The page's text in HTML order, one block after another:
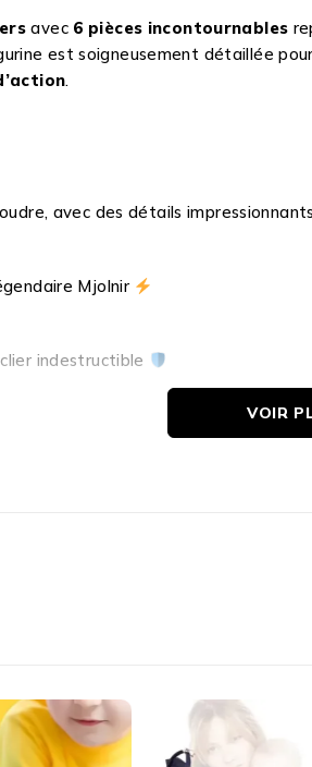
avec 6 pièces incontournables
est soigneusement détaillée
.
avec des détails impressionnants
Mjolnir
indestructible
seulement des jouets, elles sont
VOIR